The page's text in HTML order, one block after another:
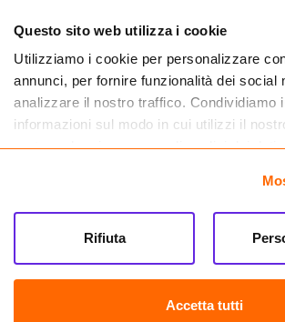
Questo sito web utilizza i cookie
Utilizziamo i cookie per personalizzare
annunci, per fornire funzionalità dei social
analizzare il nostro traffico. Condividiamo
informazioni sul modo in cui utilizzi il
partner che si occupano di analisi dei dati
informazioni che hai fornito loro o che
tuo utilizzo dei loro servizi.
Accetta tutti
Rifiuta
Farma.it S.a.s. P. IVA 07417261216 REA: NA-884088
CREDITS
Sede legale Via delle Repubbliche Marinare 128, 80147 Napoli